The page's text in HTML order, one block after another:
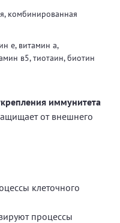
комбинированная
е, витамин а,
в5, тиотаин, биотин
иммунитета
от внешнего
клеточного
процессы